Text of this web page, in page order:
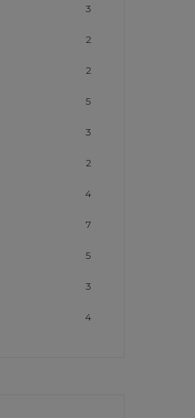
3
2
2
5
3
2
4
7
5
3
4